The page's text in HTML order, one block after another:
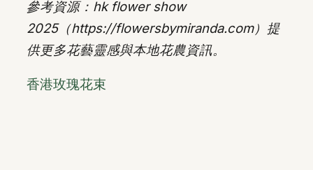
參考資源：hk flower show
2025（https://flowersbymiranda.com）提
供更多花藝靈感與本地花農資訊。
香港玫瑰花束